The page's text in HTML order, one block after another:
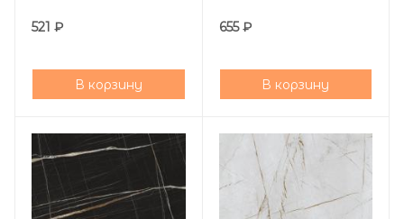
521 ₽
В корзину
655₽
В корзину